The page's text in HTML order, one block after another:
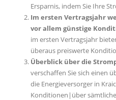
Ersparnis, indem Sie Ihre
Im ersten Vertragsjahr
vor allem günstige
im ersten Vertragsjahr
überaus preiswerte
Überblick über die
verschaffen Sie sich einen
die Energieversorger in
Konditionen|über